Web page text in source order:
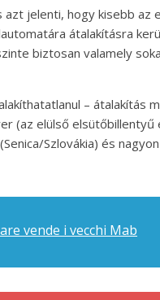
azt jelenti, hogy kisebb
átalakításra
biztosan valamely
–
(az elülső
Szlovákia) és
vende i vecchi Mab